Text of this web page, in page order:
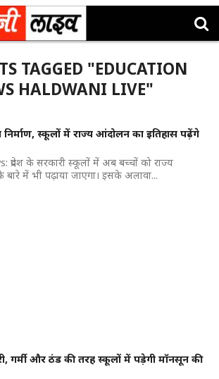
TAGGED "EDUCATION
HALDWANI LIVE"
स्कूलों में राज्य आंदोलन का इतिहास पढ़ेंगे
के सरकारी स्कूलों में अब बच्चों को राज्य
में भी पढ़ाया जाएगा। इसके अलावा...
गर्मी और ठंड की तरह स्कूलों में पड़ेगी मॉनसून की